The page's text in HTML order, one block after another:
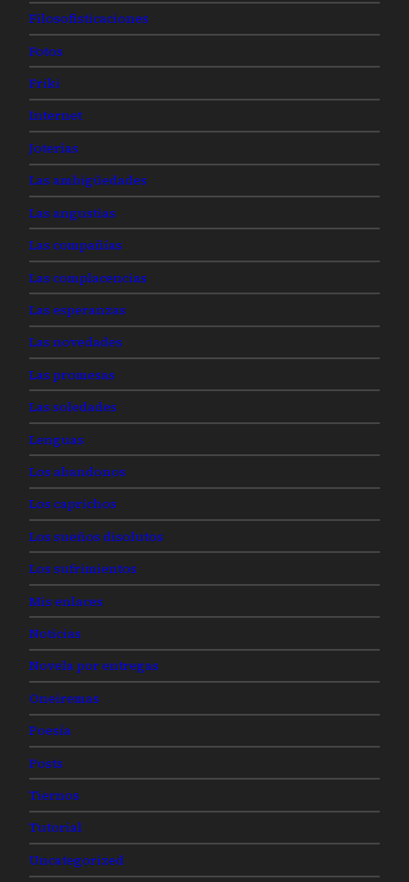
Filosofisticaciones
Fotos
Friki
Internet
Joterías
Las ambigüedades
Las angustias
Las compañías
Las complacencias
Las esperanzas
Las novedades
Las promesas
Las soledades
Lenguas
Los abandonos
Los caprichos
Los sueños disolutos
Los sufrimientos
Mis enlaces
Noticias
Novela por entregas
Oneiremas
Poesía
Posts
Tiernos
Tutorial
Uncategorized